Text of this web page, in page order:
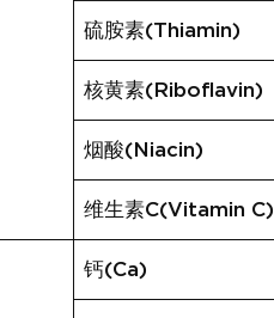
硫胺素(Thiamin)
核黄素(Riboflavin)
烟酸(Niacin)
维生素C(Vitamin C)
钙(Ca)